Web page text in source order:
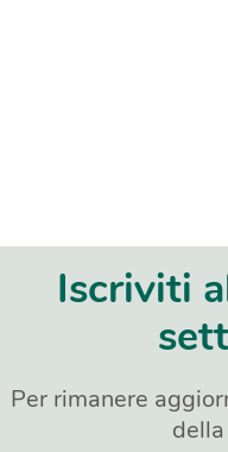
Iscriviti
Per rimanere